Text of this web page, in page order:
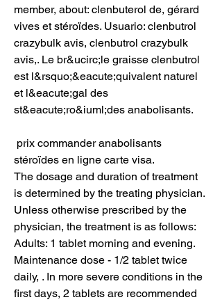
member, about: clenbuterol de, gérard
vives et stéroïdes. Usuario: clenbutrol
crazybulk avis, clenbutrol crazybulk
avis,. Le br&ucirc;le graisse clenbutrol
est l&rsquo;&eacute;quivalent naturel
et l&eacute;gal des
st&eacute;ro&iuml;des anabolisants.
stéroïdes en ligne carte visa.
The dosage and duration of treatment
is determined by the treating physician.
Unless otherwise prescribed by the
physician, the treatment is as follows:
Adults: 1 tablet morning and evening.
Maintenance dose - 1/2 tablet twice
daily, . In more severe conditions in the
first days, 2 tablets are recommended